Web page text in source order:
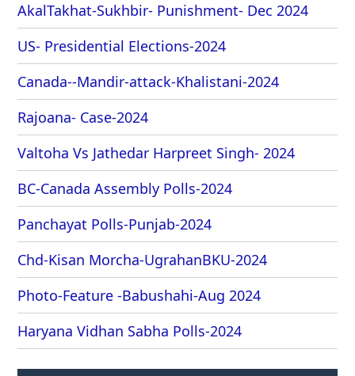
AkalTakhat-Sukhbir- Punishment- Dec 2024
US- Presidential Elections-2024
Canada--Mandir-attack-Khalistani-2024
Rajoana- Case-2024
Valtoha Vs Jathedar Harpreet Singh- 2024
BC-Canada Assembly Polls-2024
Panchayat Polls-Punjab-2024
Chd-Kisan Morcha-UgrahanBKU-2024
Photo-Feature -Babushahi-Aug 2024
Haryana Vidhan Sabha Polls-2024